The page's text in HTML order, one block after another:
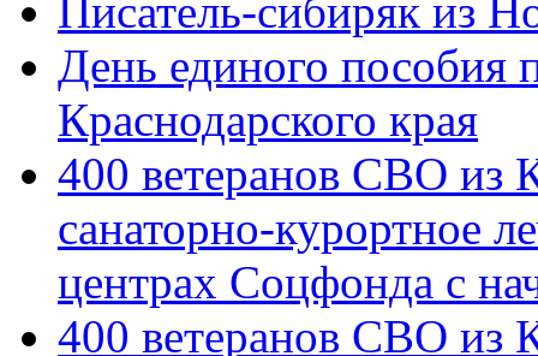
Писатель-сибиряк из
День единого пособия
Краснодарского края
400 ветеранов СВО из
санаторно-курортное
центрах Соцфонда с
400 ветеранов СВО из